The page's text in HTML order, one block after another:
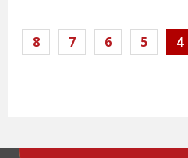
4
5
6
7
8